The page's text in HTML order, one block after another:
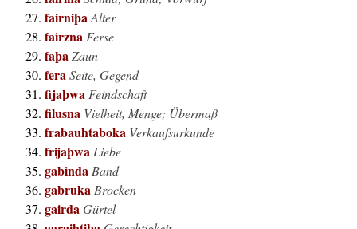
fairniþaAlter
fairzna Ferse
faþaZaun
feraSeite, Gegend
fijaþwa Feindschaft
filusna Vielheit, Menge; Übermaß
frabauhtaboka Verkaufsurkunde
frijaþwa Liebe
gabinda Band
gabruka Brocken
gairdaGürtel